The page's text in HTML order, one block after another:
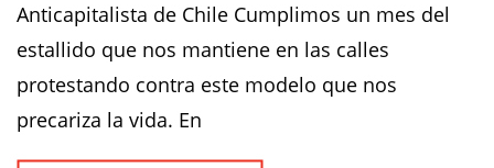
Anticapitalista de Chile Cumplimos un mes del
estallido que nos mantiene en las calles
protestando contra este modelo que nos
precariza la vida. En